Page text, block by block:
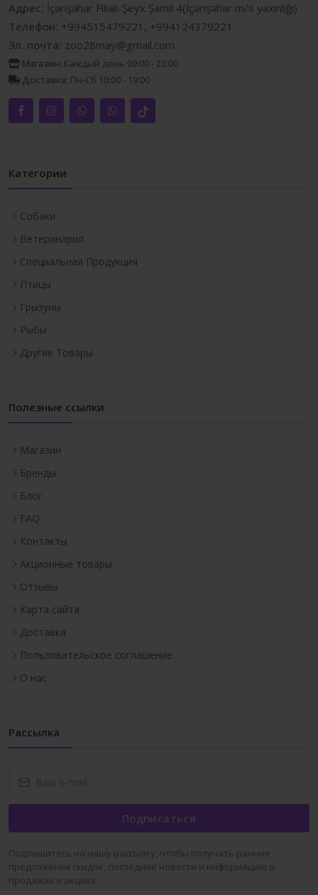
Адрес: İçərişəhər Filialı-Şeyx Şamil 4(İçərişəhər m/s yaxınlığı)
Телефон: +994515479221, +994124379221
Эл. почта: zoo28may@gmail.com
Магазин: Каждый день 09:00 - 23:00
Доставка: Пн-Сб 10:00 - 19:00
Категории
Собаки
Ветеринария
Специальная Продукция
Птицы
Грызуны
Рыбы
Другие Товары
Полезные ссылки
Магазин
Бренды
Блог
FAQ
Контакты
Акционные товары
Отзывы
Карта сайта
Доставка
Пользовательское соглашение
О нас
Рассылка
Подписаться
Подпишитесь на нашу рассылку, чтобы получать ранние
предложения скидок, последние новости и информацию о
продажах и акциях.